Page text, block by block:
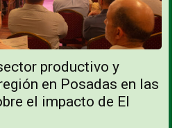
productivo y
en Posadas en las
el impacto de El